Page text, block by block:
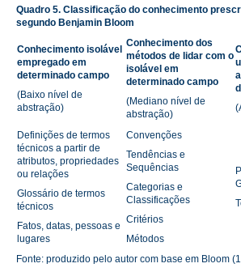
Quadro 5. Classificação do conhecimento
segundo Benjamin Bloom
Conhecimento isolável
empregado em
determinado campo
(Baixo nível de
abstração)
Conhecimento dos
métodos de lidar com o
isolável em
determinado campo
(Mediano nível de
abstração)
Definições de termos
técnicos a partir de
atributos, propriedades
ou relações
Glossário de termos
técnicos
Fatos, datas, pessoas e
lugares
Convenções
Tendências e
Sequências
Categorias e
Classificações
Critérios
Métodos
Fonte: produzido pelo autor com base em Bloom